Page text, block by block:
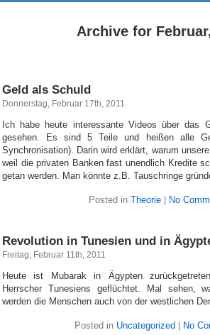
Archive for
Geld als Schuld
Donnerstag, Februar 17th, 2011
Ich habe heute interessante Videos über das
gesehen. Es sind 5 Teile und heißen alle
Synchronisation). Darin wird erklärt, warum
weil die privaten Banken fast unendlich Kredite
getan werden. Man könnte z.B. Tauschringe
Posted in Theorie| No
Revolution in Tunesien und in
Freitag, Februar 11th, 2011
Heute ist Mubarak in Ägypten
Herrscher Tunesiens geflüchtet. Mal sehen,
werden die Menschen auch von der westlichen
Posted in Uncategorized No